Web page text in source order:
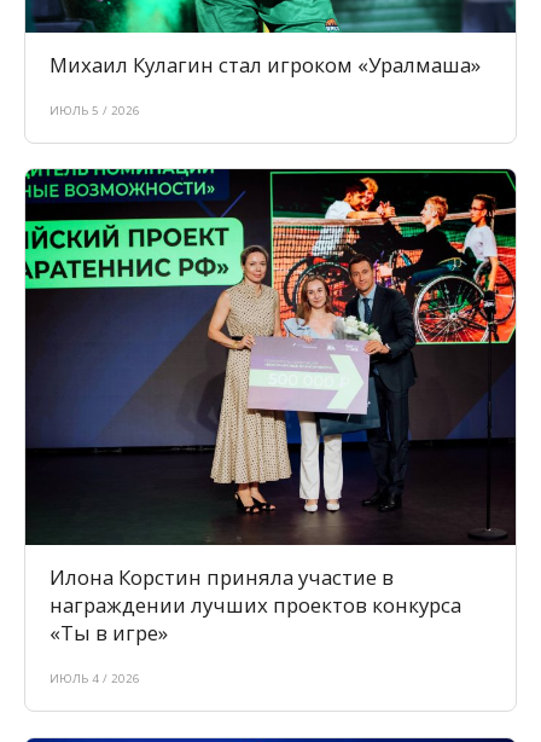
Михаил Кулагин стал игроком «Уралмаша»
ИЮЛЬ 5 / 2026
Илона Корстин приняла участие в
награждении лучших проектов конкурса
«Ты в игре»
ИЮЛЬ 4 / 2026